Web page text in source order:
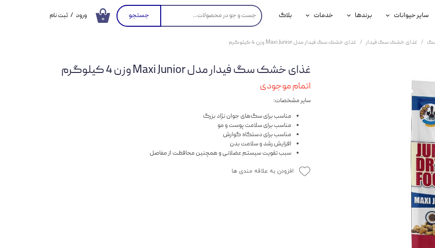
۰ جستجو
سگ
سایر حیوانات
محصولات پرندگان
برندها
جوسرا
خدمات
خدمات آنلاین دامپزشکی
بلاگ ورود / ثبت نام
سفارشات
غذای خشک سگ فیدار غذای خشک سگ فیدار مدل Maxi Junior وزن 4 کیلوگرم
غذای خشک سگ فیدار مدل Maxi Junior وزن 4 کیلوگرم
اتمام موجودی
سایر مشخصات:
مناسب برای سگ‌های جوان نژاد بزرگ
مناسب برای سلامت پوست و مو
مناسب برای دستگاه گوارش
افزایش رشد و سلامت بدن
سبب تقویت سیستم عضلانی و همچنین محافظت از مفاصل
افزودن به علاقه مندی ها